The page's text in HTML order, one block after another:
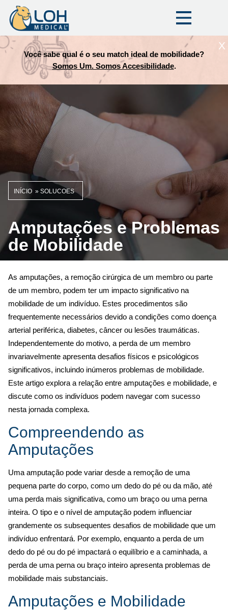
Você sabe qual é o seu match ideal de mobilidade?
Somos Um. Somos Accesibilidade.
X
As amputações, a remoção cirúrgica de um membro ou parte
de um membro, podem ter um impacto significativo na
mobilidade de um indivíduo. Estes procedimentos são
frequentemente necessários devido a condições como doença
arterial periférica, diabetes, câncer ou lesões traumáticas.
Independentemente do motivo, a perda de um membro
invariavelmente apresenta desafios físicos e psicológicos
significativos, incluindo inúmeros problemas de mobilidade.
Este artigo explora a relação entre amputações e mobilidade, e
discute como os indivíduos podem navegar com sucesso
nesta jornada complexa.
Compreendendo as
Amputações
Uma amputação pode variar desde a remoção de uma
pequena parte do corpo, como um dedo do pé ou da mão, até
uma perda mais significativa, como um braço ou uma perna
inteira. O tipo e o nível de amputação podem influenciar
grandemente os subsequentes desafios de mobilidade que um
indivíduo enfrentará. Por exemplo, enquanto a perda de um
dedo do pé ou do pé impactará o equilíbrio e a caminhada, a
perda de uma perna ou braço inteiro apresenta problemas de
mobilidade mais substanciais.
Amputações e Mobilidade
Trilha
de
navegação
INÍCIO SOLUCOES
Amputações e Problemas
de Mobilidade